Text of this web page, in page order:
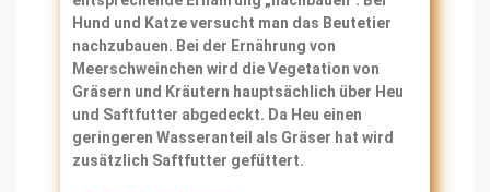
Hund und Katze versucht man das Beutetier
nachzubauen. Bei der Ernährung von
Meerschweinchen wird die Vegetation von
Gräsern und Kräutern hauptsächlich über Heu
und Saftfutter abgedeckt. Da Heu einen
geringeren Wasseranteil als Gräser hat wird
zusätzlich Saftfutter gefüttert.